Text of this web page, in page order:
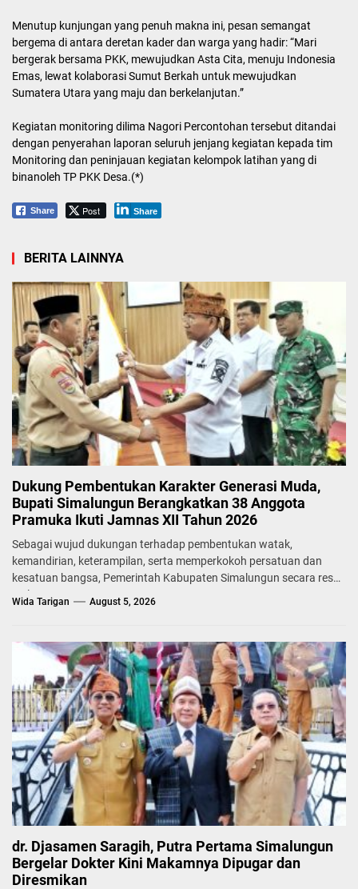
Menutup kunjungan yang penuh makna ini, pesan semangat
bergema di antara deretan kader dan warga yang hadir: “Mari
bergerak bersama PKK, mewujudkan Asta Cita, menuju Indonesia
Emas, lewat kolaborasi Sumut Berkah untuk mewujudkan
Sumatera Utara yang maju dan berkelanjutan.”
Kegiatan monitoring dilima Nagori Percontohan tersebut ditandai
dengan penyerahan laporan seluruh jenjang kegiatan kepada tim
Monitoring dan peninjauan kegiatan kelompok latihan yang di
binanoleh TP PKK Desa.(*)
Share Post Share
BERITA LAINNYA
Dukung Pembentukan Karakter Generasi Muda,
Bupati Simalungun Berangkatkan 38 Anggota
Pramuka Ikuti Jamnas XII Tahun 2026
Sebagai wujud dukungan terhadap pembentukan watak,
kemandirian, keterampilan, serta memperkokoh persatuan dan
kesatuan bangsa, Pemerintah Kabupaten Simalungun secara resmi
melepas...
Wida Tarigan August 5, 2026
dr. Djasamen Saragih, Putra Pertama Simalungun
Bergelar Dokter Kini Makamnya Dipugar dan
Diresmikan